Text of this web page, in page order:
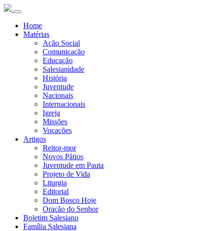
Home
Matérias
Ação Social
Comunicação
Educação
Salesianidade
História
Juventude
Nacionais
Internacionais
Igreja
Missões
Vocações
Artigos
Reitor-mor
Novos Pátios
Juventude em Pauta
Projeto de Vida
Liturgia
Editorial
Dom Bosco Hoje
Oração do Senhor
Boletim Salesiano
Família Salesiana